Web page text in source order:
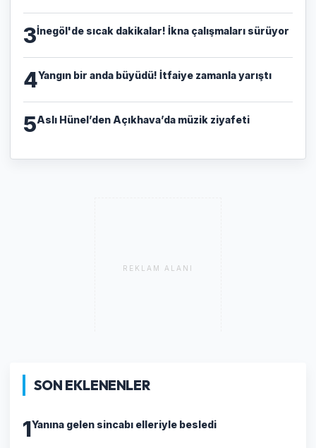
3İnegöl'de sıcak dakikalar! İkna çalışmaları sürüyor
4Yangın bir anda büyüdü! İtfaiye zamanla yarıştı
5Aslı Hünel’den Açıkhava’da müzik ziyafeti
REKLAM ALANI
SON EKLENENLER
1Yanına gelen sincabı elleriyle besledi